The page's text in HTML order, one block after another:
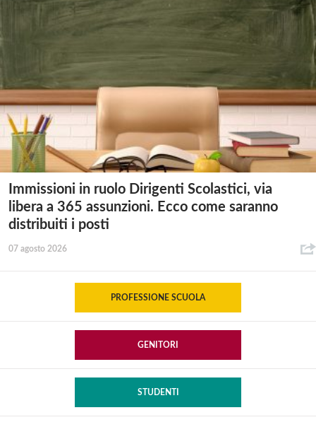
Immissioni in ruolo Dirigenti Scolastici, via
libera a 365 assunzioni. Ecco come saranno
distribuiti i posti
07 agosto 2026
PROFESSIONE SCUOLA
GENITORI
STUDENTI